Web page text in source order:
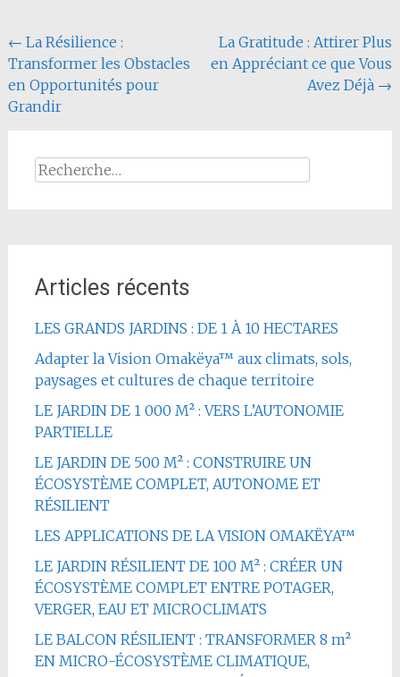
Navigation
de
l'article
← La Résilience :
Transformer les Obstacles
en Opportunités pour
Grandir
La Gratitude : Attirer Plus
en Appréciant ce que Vous
Avez Déjà →
Rechercher :
Articles récents
LES GRANDS JARDINS : DE 1 À 10 HECTARES
Adapter la Vision Omakëya™ aux climats, sols,
paysages et cultures de chaque territoire
LE JARDIN DE 1 000 M² : VERS L’AUTONOMIE
PARTIELLE
LE JARDIN DE 500 M² : CONSTRUIRE UN
ÉCOSYSTÈME COMPLET, AUTONOME ET
RÉSILIENT
LES APPLICATIONS DE LA VISION OMAKËYA™
LE JARDIN RÉSILIENT DE 100 M² : CRÉER UN
ÉCOSYSTÈME COMPLET ENTRE POTAGER,
VERGER, EAU ET MICROCLIMATS
LE BALCON RÉSILIENT : TRANSFORMER 8 m²
EN MICRO-ÉCOSYSTÈME CLIMATIQUE,